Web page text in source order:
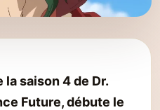
saison 4 de Dr.
Future, débute le